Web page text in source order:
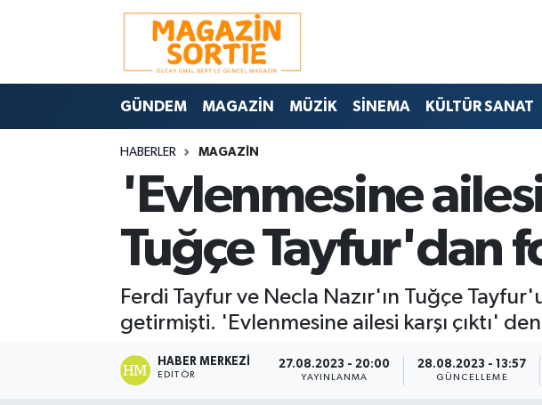
GÜNDEM MAGAZİN MÜZİK SİNEMA KÜLTÜR SANAT
HABERLER MAGAZİN
'Evlenmesine
Tuğçe Tayfur'dan
Ferdi Tayfur ve Necla Nazır'ın Tuğçe
getirmişti. 'Evlenmesine ailesi karşı çıktı'
HABER MERKEZI
EDITÖR
27.08.2023 - 20:00
YAYINLANMA
28.08.2023 - 13:57
GÜNCELLEME
Nöbetçi Eczaneler
Hava Durumu
Trafik Durumu
Süper Lig Puan Durumu ve Fikstür
Son Dakika Haberleri